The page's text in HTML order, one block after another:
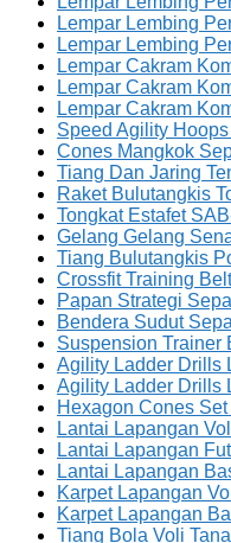
Lempar Lembing
Lempar Lembing
Lempar Cakram
Lempar Cakram
Lempar Cakram
Speed Agility
Cones Mangkok
Tiang Dan Jaring
Raket Bulutangkis
Tongkat Estafet
Gelang Gelang
Tiang Bulutangkis
Crossfit Training
Papan Strategi
Bendera Sudut
Suspension Trainer
Agility Ladder Drills
Agility Ladder Drills
Hexagon Cones
Lantai Lapangan
Lantai Lapangan
Lantai Lapangan
Karpet Lapangan
Karpet Lapangan
Tiang Bola Voli